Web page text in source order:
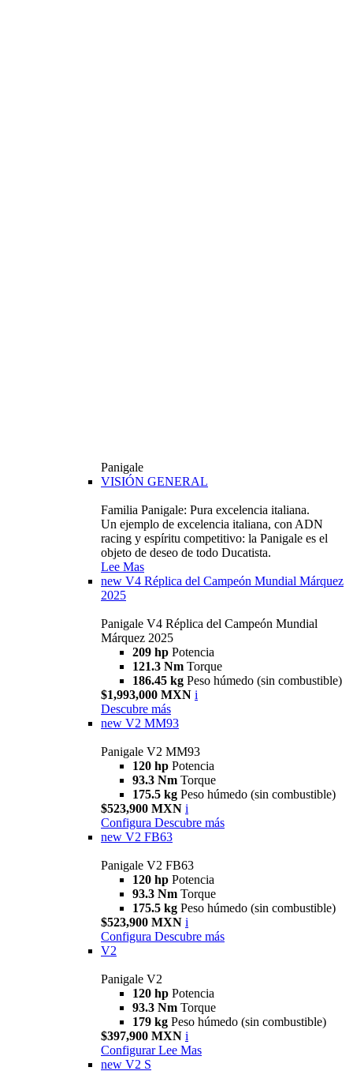
Panigale
VISIÓN GENERAL
Familia Panigale: Pura excelencia italiana.
Un ejemplo de excelencia italiana, con ADN
racing y espíritu competitivo: la Panigale es el
objeto de deseo de todo Ducatista.
Lee Mas
new V4 Réplica del Campeón Mundial Márquez
2025
Panigale V4 Réplica del Campeón Mundial
Márquez 2025
209 hp Potencia
121.3 Nm Torque
186.45 kg Peso húmedo (sin combustible)
$1,993,000 MXN i
Descubre más
new V2 MM93
Panigale V2 MM93
120 hp Potencia
93.3 Nm Torque
175.5 kg Peso húmedo (sin combustible)
$523,900 MXN i
Configura Descubre más
new V2 FB63
Panigale V2 FB63
120 hp Potencia
93.3 Nm Torque
175.5 kg Peso húmedo (sin combustible)
$523,900 MXN i
Configura Descubre más
V2
Panigale V2
120 hp Potencia
93.3 Nm Torque
179 kg Peso húmedo (sin combustible)
$397,900 MXN i
Configurar Lee Mas
new V2 S